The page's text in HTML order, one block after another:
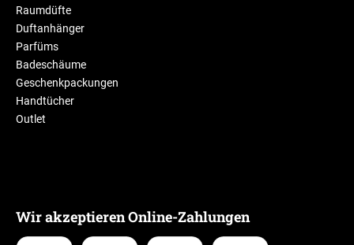
Raumdüfte
Duftanhänger
Parfüms
Badeschäume
Geschenkpackungen
Handtücher
Outlet
Wir akzeptieren Online-Zahlungen